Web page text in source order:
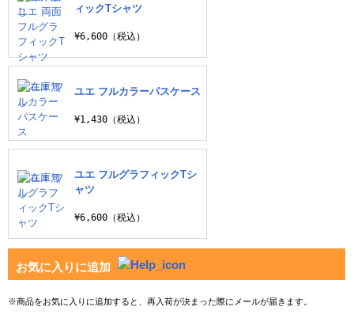
ィックTシャツ
¥6,600（税込）
ユエ フルカラーパスケース
¥1,430（税込）
ユエ フルグラフィックTシ
ャツ
¥6,600（税込）
ユエ B2タペストリー
¥3,190（税込）
お気に入りに追加
※商品をお気に入りに追加すると、再入荷が決まった際にメールが届きます。